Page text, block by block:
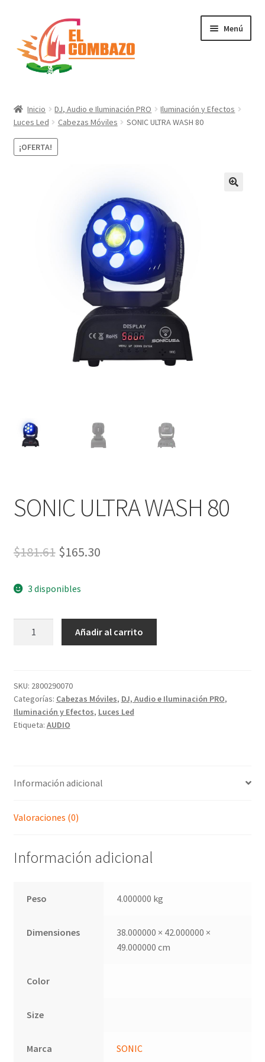
Menú
DJ, Audio e Iluminación PRO
Grabación de Audio & Video
Inicio DJ, Audio e Iluminación PRO
Iluminación y Efectos
Luces Led
Cabezas Móviles SONIC ULTRA WASH 80
¡OFERTA!
SONIC ULTRA WASH 80
$181.61 $165.30
3 disponibles
Añadir al carrito
SKU: 2800290070
Categorías: Cabezas Móviles, DJ, Audio e Iluminación PRO,
Iluminación y Efectos, Luces Led
Etiqueta: AUDIO
Información adicional
Valoraciones (0)
Información adicional
Peso 4.000000 kg
Dimensiones
38.000000 × 42.000000 ×
49.000000 cm
Color
Size
Marca SONIC